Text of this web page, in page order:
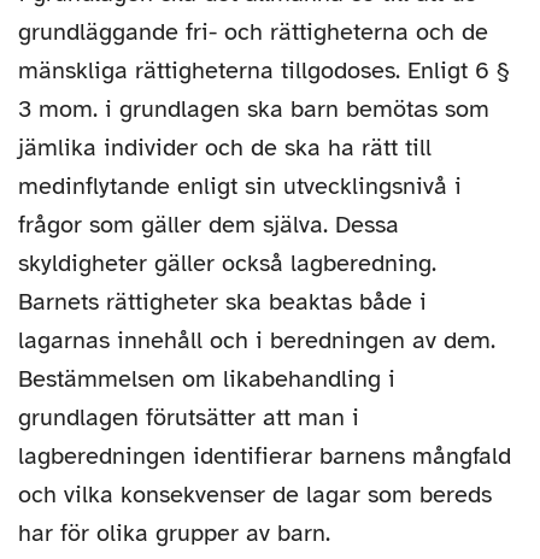
grundläggande fri- och rättigheterna och de
mänskliga rättigheterna tillgodoses. Enligt 6 §
3 mom. i grundlagen ska barn bemötas som
jämlika individer och de ska ha rätt till
medinflytande enligt sin utvecklingsnivå i
frågor som gäller dem själva. Dessa
skyldigheter gäller också lagberedning.
Barnets rättigheter ska beaktas både i
lagarnas innehåll och i beredningen av dem.
Bestämmelsen om likabehandling i
grundlagen förutsätter att man i
lagberedningen identifierar barnens mångfald
och vilka konsekvenser de lagar som bereds
har för olika grupper av barn.